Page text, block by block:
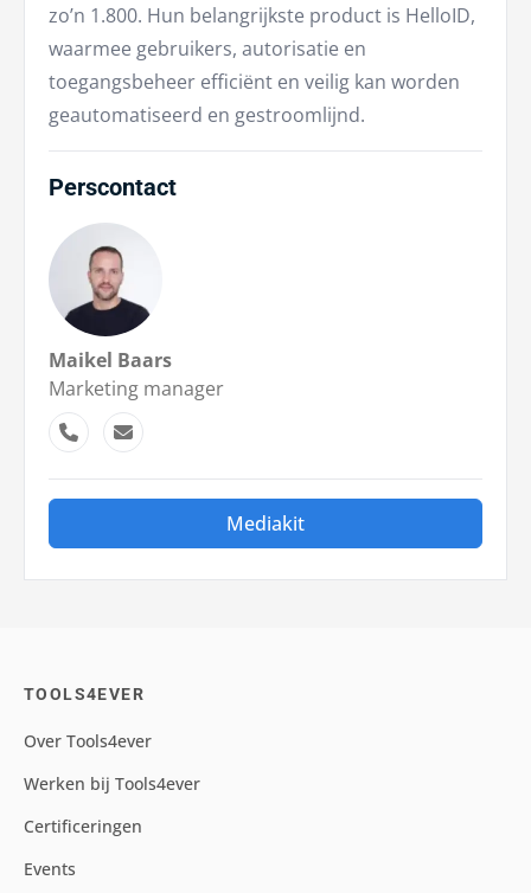
zo’n 1.800. Hun belangrijkste product is HelloID,
waarmee gebruikers, autorisatie en
toegangsbeheer efficiënt en veilig kan worden
geautomatiseerd en gestroomlijnd.
Perscontact
Maikel Baars
Marketing manager
Mediakit
TOOLS4EVER
Over Tools4ever
Werken bij Tools4ever
Certificeringen
Events